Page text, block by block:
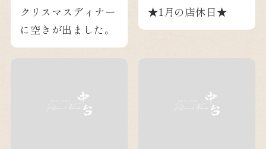
クリスマスディナー
に空きが出ました。
★1月の店休日★